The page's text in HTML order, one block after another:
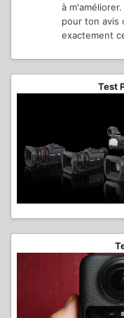
à
pour ton avis
exactement
Test